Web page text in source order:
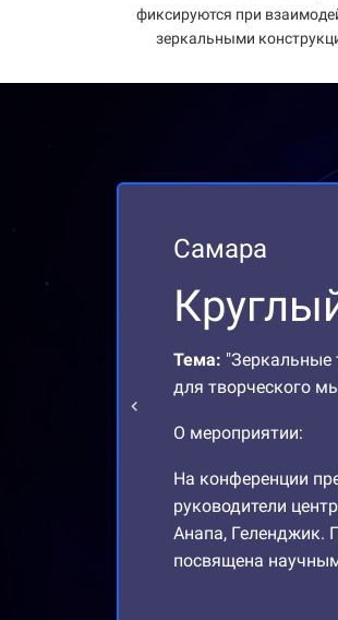
фиксируются при
зеркальными
Самара
Тема: "Зеркальные
для творческого
О мероприятии:
На конференции
руководители
Анапа, Геленджик.
посвящена